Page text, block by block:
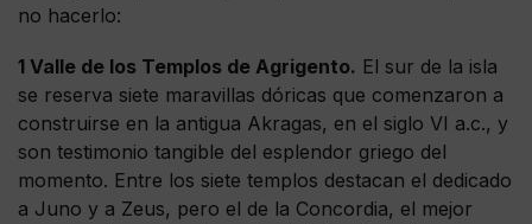
no hacerlo:
1 Valle de los Templos de Agrigento. El sur de la isla
se reserva siete maravillas dóricas que comenzaron a
construirse en la antigua Akragas, en el siglo VI a.c., y
son testimonio tangible del esplendor griego del
momento. Entre los siete templos destacan el dedicado
a Juno y a Zeus, pero el de la Concordia, el mejor